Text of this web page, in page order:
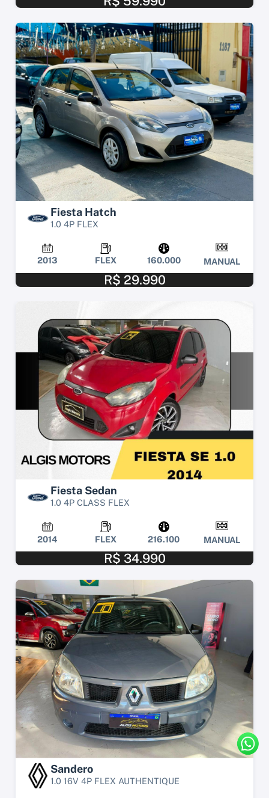
Fiesta Hatch
1.0 4P FLEX
2013 FLEX 160.000 MANUAL
R$ 29.990
Fiesta Sedan
1.0 4P CLASS FLEX
2014 FLEX 216.100 MANUAL
R$ 34.990
Sandero
1.0 16V 4P FLEX AUTHENTIQUE